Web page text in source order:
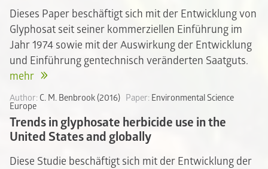
Dieses Paper beschäftigt sich mit der Entwicklung von
Glyphosat seit seiner kommerziellen Einführung im
Jahr 1974 sowie mit der Auswirkung der Entwicklung
und Einführung gentechnisch veränderten Saatguts.
mehr
Author: C. M. Benbrook (2016) Paper: Environmental Science
Europe
Trends in glyphosate herbicide use in the
United States and globally
Diese Studie beschäftigt sich mit der Entwicklung der